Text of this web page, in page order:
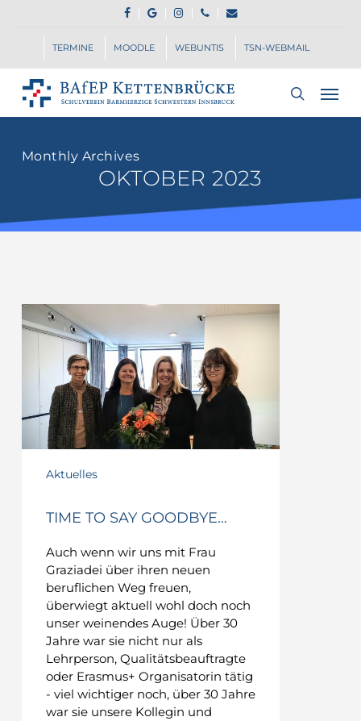
content
FACEBOOK
GOOGLE-
PLUS
INSTAGRAM
PHONEEMAIL
TERMINE MOODLE WEBUNTIS TSN-WEBMAIL
search
Menu
Monthly Archives
OKTOBER 2023
Time
to
Goodbye…
Aktuelles
TIME TO SAY GOODBYE…
Auch wenn wir uns mit Frau
Graziadei über ihren neuen
beruflichen Weg freuen,
überwiegt aktuell wohl doch noch
unser weinendes Auge! Über 30
Jahre war sie nicht nur als
Lehrperson, Qualitätsbeauftragte
oder Erasmus+ Organisatorin tätig
- viel wichtiger noch, über 30 Jahre
war sie unsere Kollegin und